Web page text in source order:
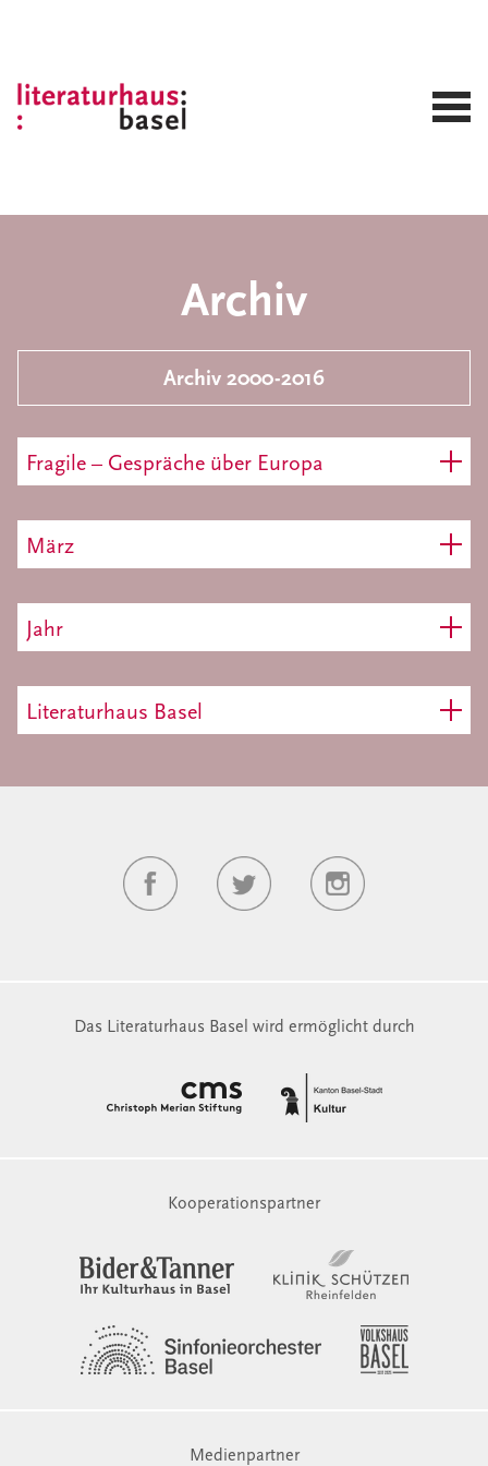
Archiv
Archiv 2000-2016
Fragile – Gespräche über Europa
März
Jahr
Literaturhaus Basel
Das Literaturhaus Basel wird ermöglicht durch
Kooperationspartner
Medienpartner